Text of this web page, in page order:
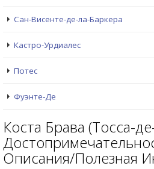
Сан-Висенте-де-ла-Баркера
Кастро-Урдиалес
Потес
Фуэнте-Де
Коста Брава (Тосса-
Описания/Полезная